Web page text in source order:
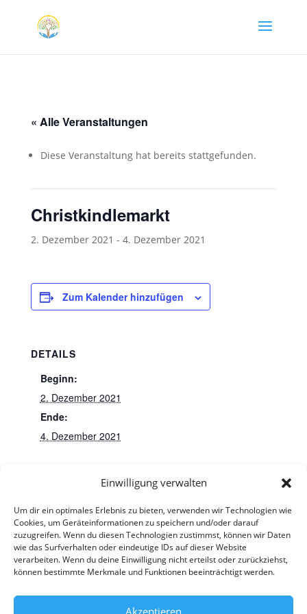
Einwilligung verwalten
Um dir ein optimales Erlebnis zu bieten, verwenden wir Technologien wie
Cookies, um Geräteinformationen zu speichern und/oder darauf
zuzugreifen. Wenn du diesen Technologien zustimmst, können wir Daten
wie das Surfverhalten oder eindeutige IDs auf dieser Website
verarbeiten. Wenn du deine Einwilligung nicht erteilst oder zurückziehst,
können bestimmte Merkmale und Funktionen beeinträchtigt werden.
Akzeptieren
« Alle Veranstaltungen
Diese Veranstaltung hat bereits stattgefunden.
Christkindlemarkt
2. Dezember 2021 - 4. Dezember 2021
Zum Kalender hinzufügen
DETAILS
Beginn:
2. Dezember 2021
Ende:
4. Dezember 2021
Martinimarkt (Begleitung durch die
Betreuungskräfte nach Absprache)
Nikolausfeier